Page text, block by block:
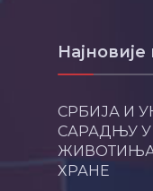
Најновије
СРБИЈА И
САРАДЊУ
ЖИВОТИЊА
ХРАНЕ